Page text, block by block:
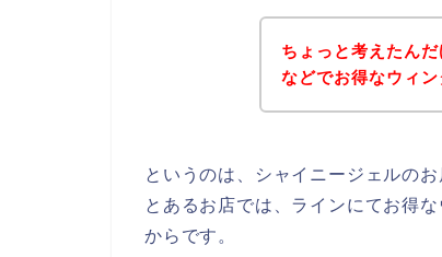
ちょっと考えたん
などでお得なウィ
というのは、シャイニージェルの
とあるお店では、ラインにてお得
からです。